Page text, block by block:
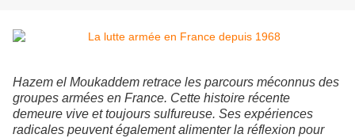
Hazem el Moukaddem retrace les parcours méconnus des
groupes armées en France. Cette histoire récente
demeure vive et toujours sulfureuse. Ses expériences
radicales peuvent également alimenter la réflexion pour